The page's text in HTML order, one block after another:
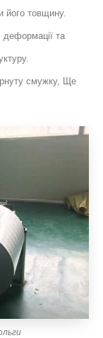
його товщину.
деформації та
смужку, Ще